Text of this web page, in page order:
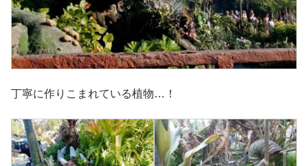
丁寧に作りこまれている植物…！